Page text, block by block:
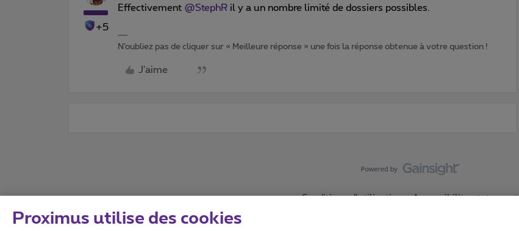
+5
Effectivement ​ @StephR il y a un nombre limité de dossiers possibles.
N’oubliez pas de cliquer sur « Meilleure réponse » une fois la réponse obtenue à votre question !
J'aime
Conditions d'utilisation Accessibility statement
Proximus utilise des cookies